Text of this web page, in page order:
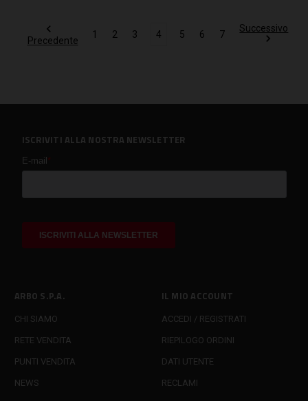
Precedente
1 2 3 4 5 6 7
Successivo
ARBO S.P.A.
CHI SIAMO
RETE VENDITA
PUNTI VENDITA
NEWS
IL MIO ACCOUNT
ACCEDI / REGISTRATI
RIEPILOGO ORDINI
DATI UTENTE
RECLAMI
ISCRIVITI ALLA NOSTRA NEWSLETTER